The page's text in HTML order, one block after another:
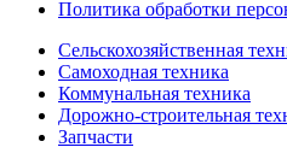
Политика обработки
Сельскохозяйственная
Самоходная техника
Коммунальная техника
Дорожно-строительная
Запчасти